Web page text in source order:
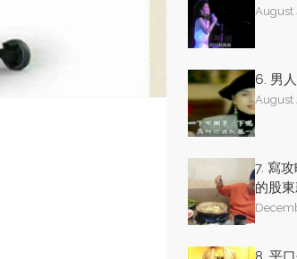
August
6. 男
August
7. 寫
的股